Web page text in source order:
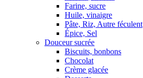
Farine, sucre
Huile, vinaigre
Pâte, Riz, Autre féculent
Épice, Sel
Douceur sucrée
Biscuits, bonbons
Chocolat
Crème glacée